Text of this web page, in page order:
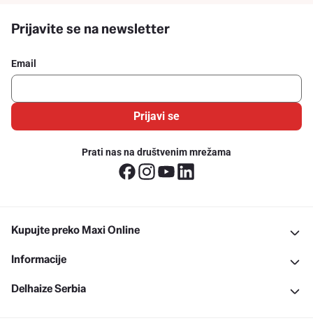
Prijavite se na newsletter
Email
Prijavi se
Prati nas na društvenim mrežama
Kupujte preko Maxi Online
Informacije
Delhaize Serbia